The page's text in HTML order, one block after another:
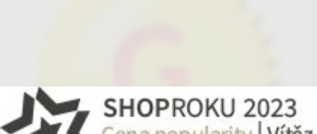
Krepové povlečení